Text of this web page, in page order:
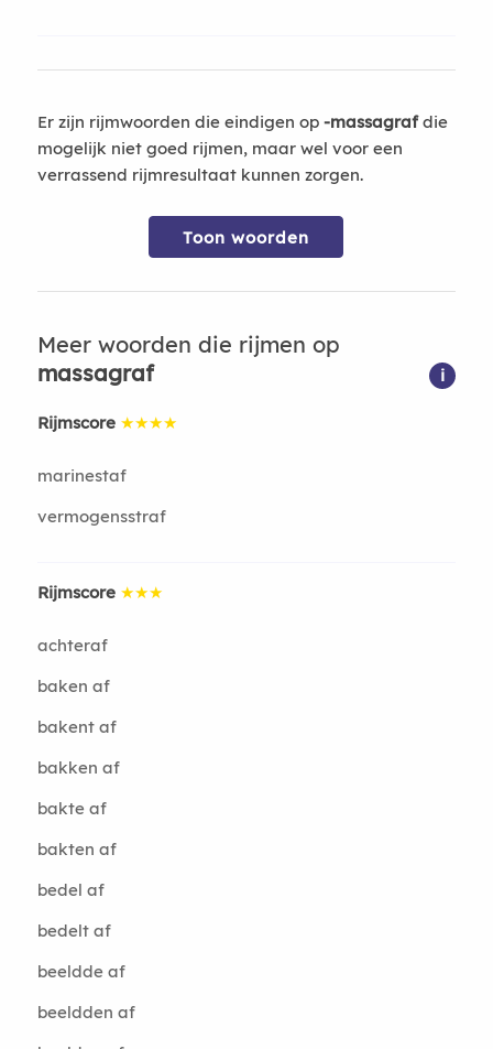
Er zijn rijmwoorden die eindigen op -massagrafdie
mogelijk niet goed rijmen, maar wel voor een
verrassend rijmresultaat kunnen zorgen.
Toon woorden
Meer woorden die rijmen op
massagraf
i
Rijmscore ★★★★
marinestaf
vermogensstraf
Rijmscore ★★★
achteraf
baken af
bakent af
bakken af
bakte af
bakten af
bedel af
bedelt af
beeldde af
beeldden af